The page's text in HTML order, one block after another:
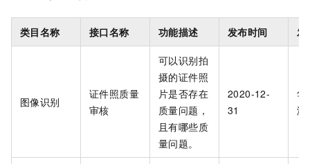
类目名称 接口名称 功能描述 发布时间 发
图像识别
证件照质量
审核
可以识别拍
摄的证件照
片是否存在
质量问题，
且有哪些质
量问题。
2020-12-
31
华
海